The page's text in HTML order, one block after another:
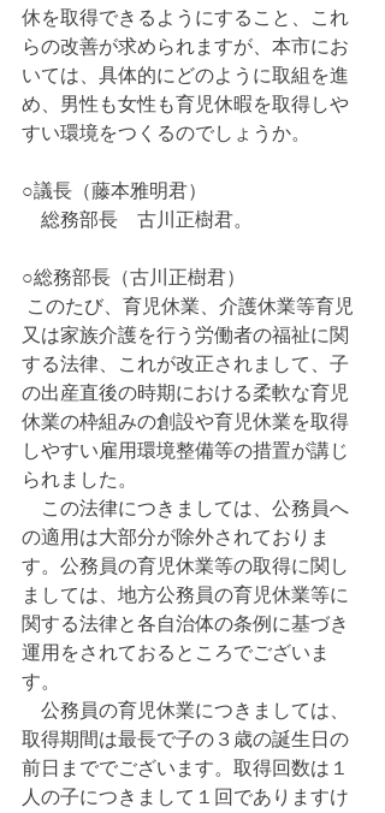
休を取得できるようにすること、これ
らの改善が求められますが、本市にお
いては、具体的にどのように取組を進
め、男性も女性も育児休暇を取得しや
すい環境をつくるのでしょうか。
○議長（藤本雅明君）
総務部長　古川正樹君。
○総務部長（古川正樹君）
又は家族介護を行う労働者の福祉に関
する法律、これが改正されまして、子
の出産直後の時期における柔軟な育児
休業の枠組みの創設や育児休業を取得
しやすい雇用環境整備等の措置が講じ
られました。
この法律につきましては、公務員へ
の適用は大部分が除外されておりま
す。公務員の育児休業等の取得に関し
ましては、地方公務員の育児休業等に
関する法律と各自治体の条例に基づき
運用をされておるところでございま
す。
公務員の育児休業につきましては、
取得期間は最長で子の３歳の誕生日の
前日まででございます。取得回数は１
人の子につきまして１回でありますけ